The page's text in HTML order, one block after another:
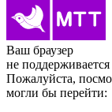
Ваш браузер
не поддерживается
Пожалуйста,
могли бы перейти: